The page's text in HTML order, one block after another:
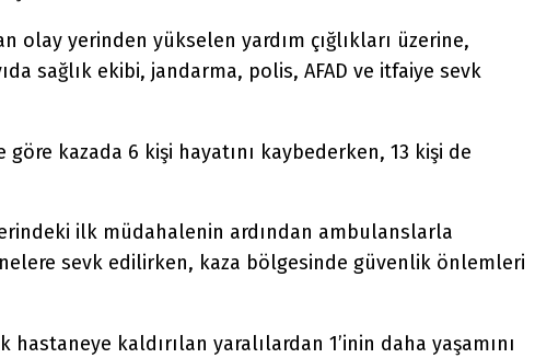
olay yerinden yükselen yardım çığlıkları üzerine,
sağlık ekibi, jandarma, polis, AFAD ve itfaiye sevk
kazada 6 kişi hayatını kaybederken, 13 kişi de
ilk müdahalenin ardından ambulanslarla
sevk edilirken, kaza bölgesinde güvenlik önlemleri
hastaneye kaldırılan yaralılardan 1’inin daha yaşamını